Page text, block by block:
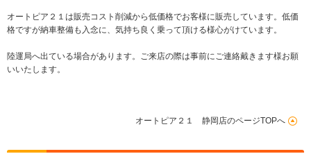
オートピア２１は販売コスト削減から低価格でお客様に販売しています。低価
格ですが納車整備も入念に、気持ち良く乗って頂ける様心がけています。
陸運局へ出ている場合があります。ご来店の際は事前にご連絡戴きます様お願
いいたします。
オートピア２１ 静岡店のページTOPへ